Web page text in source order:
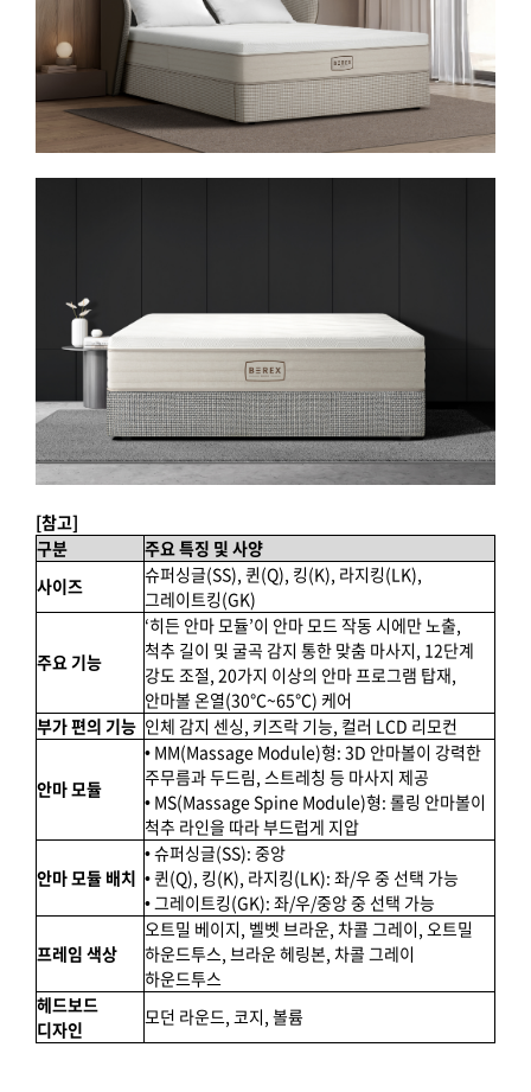
[참고]
구분
주요 특징 및 사양
사이즈
슈퍼싱글(SS), 퀸(Q), 킹(K), 라지킹(LK),
그레이트킹(GK)
주요 기능
‘히든 안마 모듈’이 안마 모드 작동 시에만 노출,
척추 길이 및 굴곡 감지 통한 맞춤 마사지, 12단계
강도 조절, 20가지 이상의 안마 프로그램 탑재,
안마볼 온열(30℃~65℃) 케어
부가 편의 기능 인체 감지 센싱, 키즈락 기능, 컬러 LCD 리모컨
안마 모듈
• MM(Massage Module)형: 3D 안마볼이 강력한
주무름과 두드림, 스트레칭 등 마사지 제공
• MS(Massage Spine Module)형: 롤링 안마볼이
척추 라인을 따라 부드럽게 지압
안마 모듈 배치
• 슈퍼싱글(SS): 중앙
• 퀸(Q), 킹(K), 라지킹(LK): 좌/우 중 선택 가능
• 그레이트킹(GK): 좌/우/중앙 중 선택 가능
프레임 색상
오트밀 베이지, 벨벳 브라운, 차콜 그레이, 오트밀
하운드투스, 브라운 헤링본, 차콜 그레이
하운드투스
헤드보드
디자인
모던 라운드, 코지, 볼륨